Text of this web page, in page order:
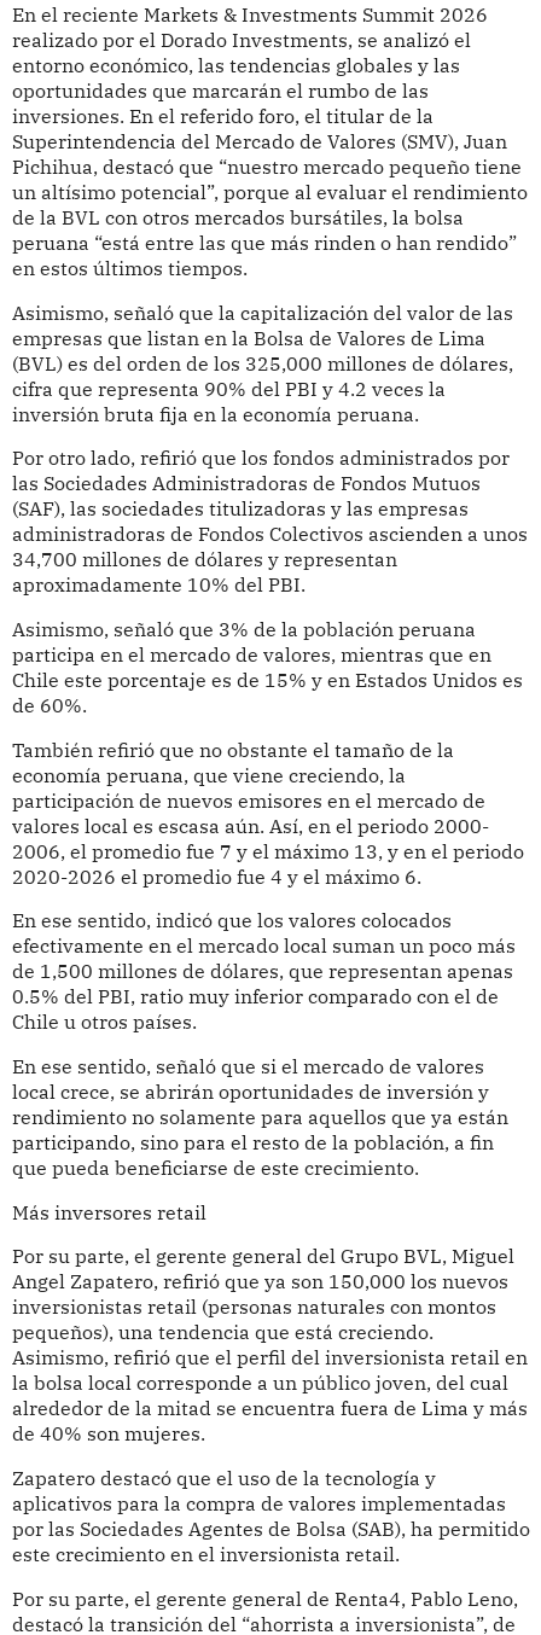
En el reciente Markets & Investments Summit 2026
realizado por el Dorado Investments, se analizó el
entorno económico, las tendencias globales y las
oportunidades que marcarán el rumbo de las
inversiones. En el referido foro, el titular de la
Superintendencia del Mercado de Valores (SMV), Juan
Pichihua, destacó que “nuestro mercado pequeño tiene
un altísimo potencial”, porque al evaluar el rendimiento
de la BVL con otros mercados bursátiles, la bolsa
peruana “está entre las que más rinden o han rendido”
en estos últimos tiempos.
Asimismo, señaló que la capitalización del valor de las
empresas que listan en la Bolsa de Valores de Lima
(BVL) es del orden de los 325,000 millones de dólares,
cifra que representa 90% del PBI y 4.2 veces la
inversión bruta fija en la economía peruana.
Por otro lado, refirió que los fondos administrados por
las Sociedades Administradoras de Fondos Mutuos
(SAF), las sociedades titulizadoras y las empresas
administradoras de Fondos Colectivos ascienden a unos
34,700 millones de dólares y representan
aproximadamente 10% del PBI.
Asimismo, señaló que 3% de la población peruana
participa en el mercado de valores, mientras que en
Chile este porcentaje es de 15% y en Estados Unidos es
de 60%.
También refirió que no obstante el tamaño de la
economía peruana, que viene creciendo, la
participación de nuevos emisores en el mercado de
valores local es escasa aún. Así, en el periodo 2000-
2006, el promedio fue 7 y el máximo 13, y en el periodo
2020-2026 el promedio fue 4 y el máximo 6.
En ese sentido, indicó que los valores colocados
efectivamente en el mercado local suman un poco más
de 1,500 millones de dólares, que representan apenas
0.5% del PBI, ratio muy inferior comparado con el de
Chile u otros países.
En ese sentido, señaló que si el mercado de valores
local crece, se abrirán oportunidades de inversión y
rendimiento no solamente para aquellos que ya están
participando, sino para el resto de la población, a fin
que pueda beneficiarse de este crecimiento.
Más inversores retail
Por su parte, el gerente general del Grupo BVL, Miguel
Angel Zapatero, refirió que ya son 150,000 los nuevos
inversionistas retail (personas naturales con montos
pequeños), una tendencia que está creciendo.
Asimismo, refirió que el perfil del inversionista retail en
la bolsa local corresponde a un público joven, del cual
alrededor de la mitad se encuentra fuera de Lima y más
de 40% son mujeres.
Zapatero destacó que el uso de la tecnología y
aplicativos para la compra de valores implementadas
por las Sociedades Agentes de Bolsa (SAB), ha permitido
este crecimiento en el inversionista retail.
Por su parte, el gerente general de Renta4, Pablo Leno,
destacó la transición del “ahorrista a inversionista”, de